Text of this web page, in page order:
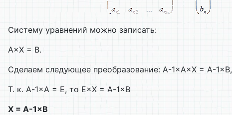
Систему уравнений можно записать:
A×X = B.
Сделаем следующее преобразование: A-1×A×X = A-1×B,
Т. к. А-1×А = Е, то Е×Х = А-1×В
Х = А-1×В